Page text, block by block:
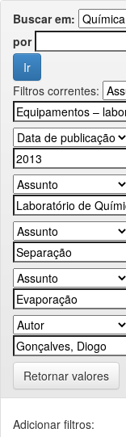
Buscar em:
por
Filtros correntes:
Retornar valores
Adicionar filtros: